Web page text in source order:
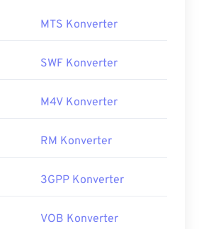
MTS Konverter
SWF Konverter
M4V Konverter
RM Konverter
3GPP Konverter
VOB Konverter